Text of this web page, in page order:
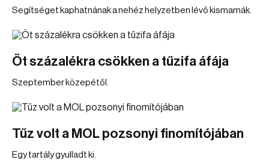
Segítséget kaphatnának a nehéz helyzetben lévő kismamák.
Öt százalékra csökken a tűzifa áfája
Szeptember közepétől.
Tűz volt a MOL pozsonyi finomítójában
Egy tartály gyulladt ki.